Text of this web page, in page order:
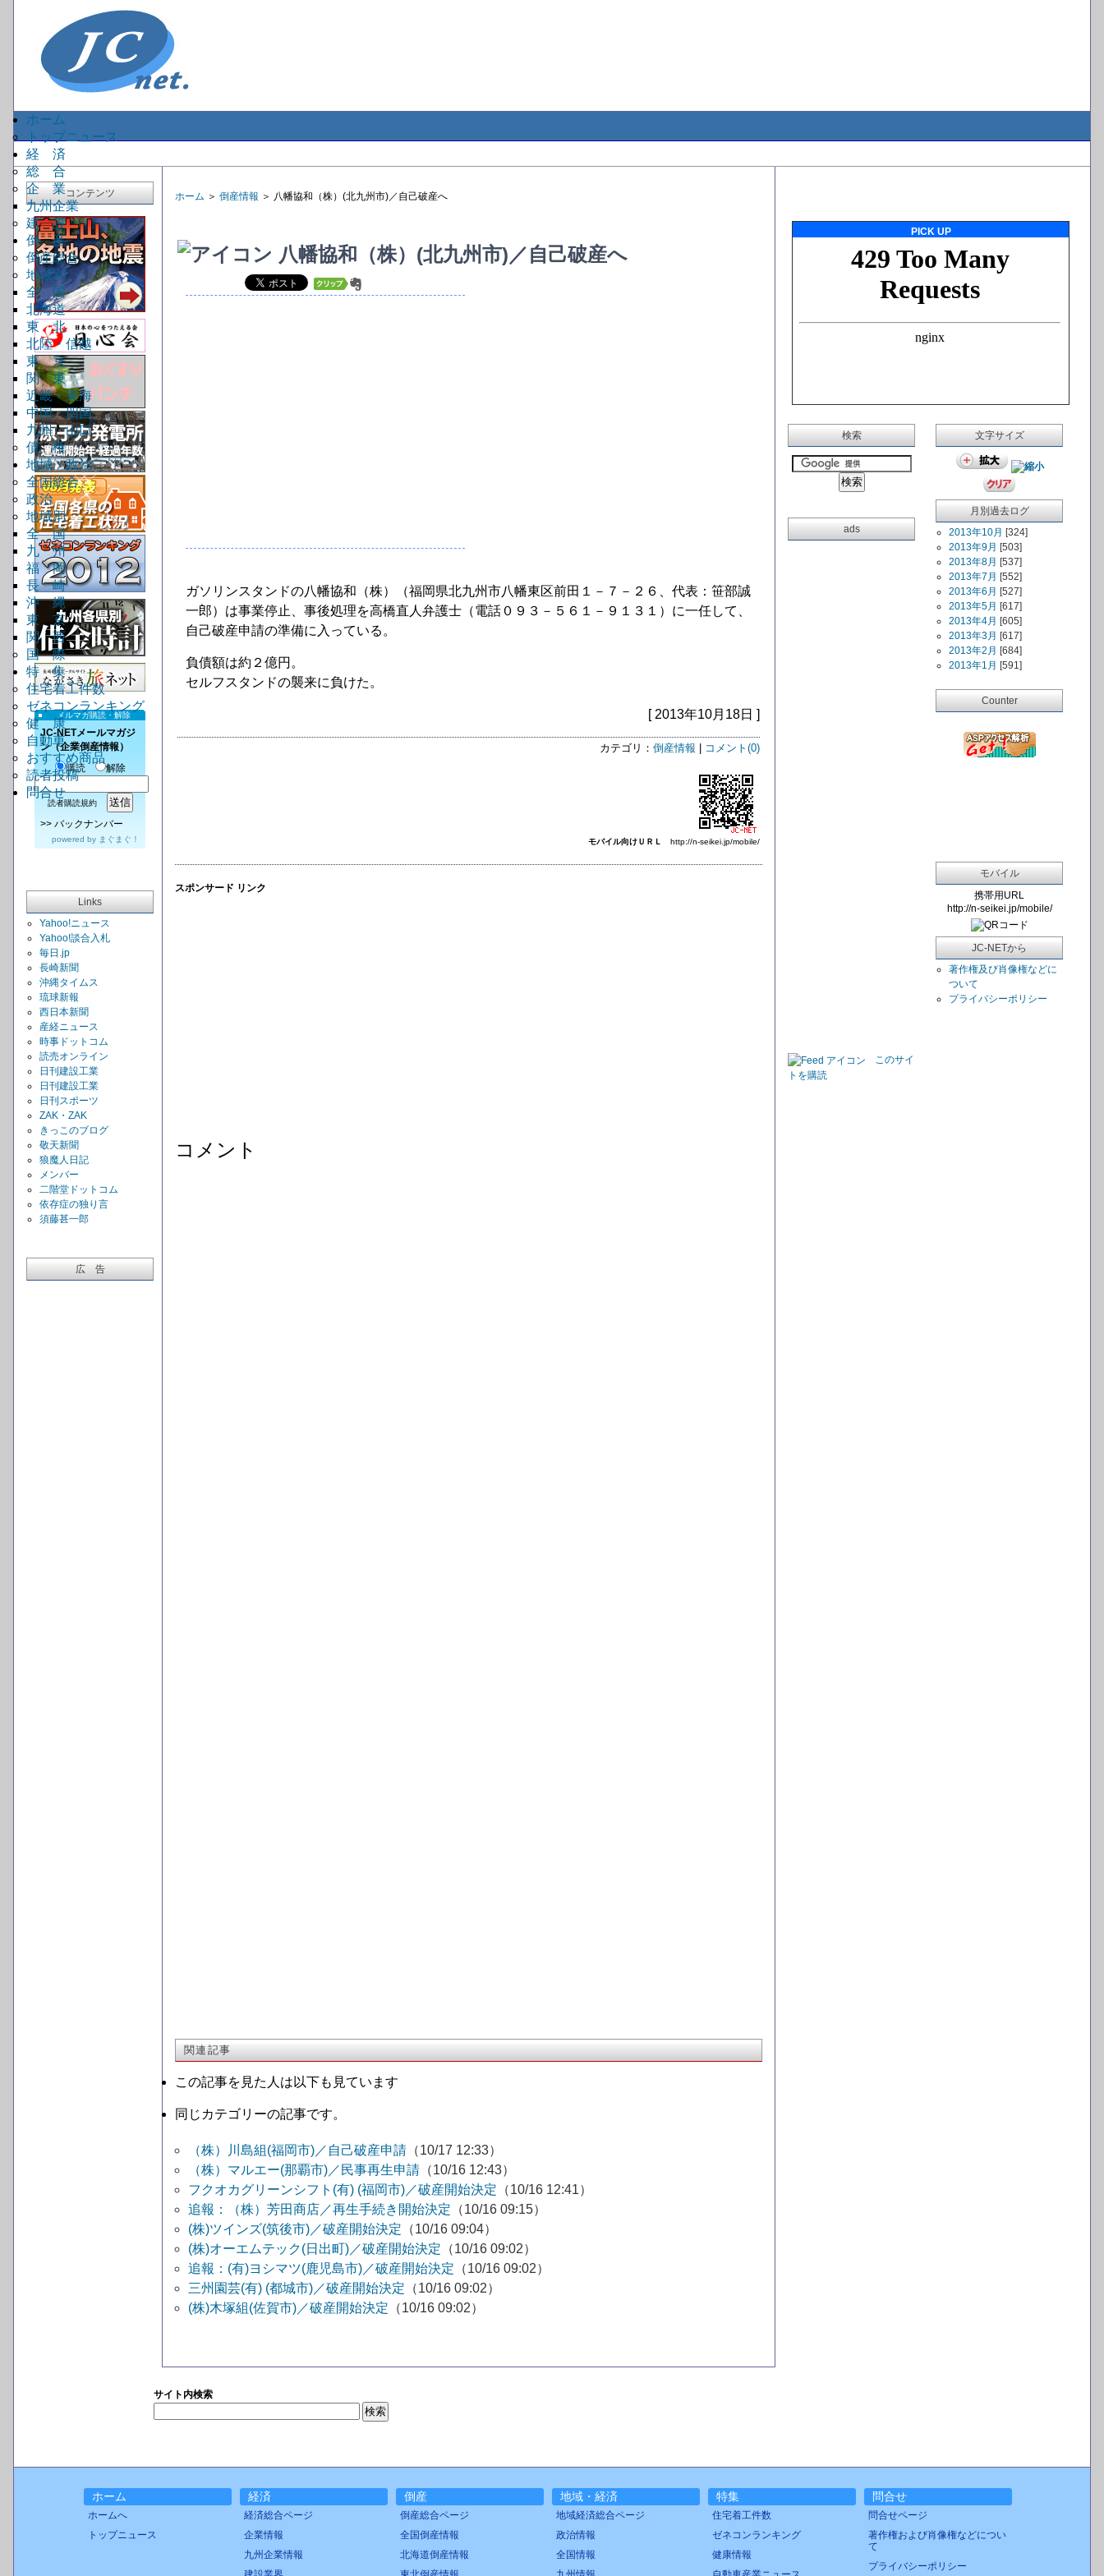
ホーム
トップニュース
経 済
総 合
企 業
九州企業
建 設
倒 産
倒産総合
地域別
全 国
北海道
東 北
北陸・信越
東 京
関 東
近畿・東海
中国・四国
九州・山口
債 権
地域・政治
全国総合
政治
地域別
全 国
九 州
福 岡
長 崎
沖 縄
東 京
関 西
国 際
特 集
住宅着工件数
ゼネコンランキング
健 康
自動車
おすすめ商品
読者投稿
問合せ
コンテンツ
メルマガ購読・解除
JC-NETメールマガジ
ン（企業倒産情報）
購読
解除
読者購読規約
>> バックナンバー
powered by まぐまぐ！
Links
Yahoo!ニュース
Yahoo!談合入札
毎日.jp
長崎新聞
沖縄タイムス
琉球新報
西日本新聞
産経ニュース
時事ドットコム
読売オンライン
日刊建設工業
日刊建設工業
日刊スポーツ
ZAK・ZAK
きっこのブログ
敬天新聞
狼魔人日記
メンバー
二階堂ドットコム
依存症の独り言
須藤甚一郎
広 告
ホーム ＞ 倒産情報 ＞ 八幡協和（株）(北九州市)／自己破産へ
八幡協和（株）(北九州市)／自己破産へ
ガソリンスタンドの八幡協和（株）（福岡県北九州市八幡東区前田１－７－２６、代表：笹部誠
一郎）は事業停止、事後処理を高橋直人弁護士（電話０９３－５６１－９１３１）に一任して、
自己破産申請の準備に入っている。
負債額は約２億円。
セルフスタンドの襲来に負けた。
[ 2013年10月18日 ]
カテゴリ： 倒産情報 コメント(0)
モバイル向けＵＲＬ http://n-seikei.jp/mobile/
スポンサード リンク
コメント
関連記事
この記事を見た人は以下も見ています
同じカテゴリーの記事です。
（株）川島組(福岡市)／自己破産申請 （10/17 12:33）
（株）マルエー(那覇市)／民事再生申請 （10/16 12:43）
フクオカグリーンシフト(有) (福岡市)／破産開始決定 （10/16 12:41）
追報：（株）芳田商店／再生手続き開始決定 （10/16 09:15）
(株)ツインズ(筑後市)／破産開始決定 （10/16 09:04）
(株)オーエムテック(日出町)／破産開始決定 （10/16 09:02）
追報：(有)ヨシマツ(鹿児島市)／破産開始決定 （10/16 09:02）
三州園芸(有) (都城市)／破産開始決定 （10/16 09:02）
(株)木塚組(佐賀市)／破産開始決定 （10/16 09:02）
PICK UP
検索
ads
このサイ
トを購読
文字サイズ
月別過去ログ
2013年10月 [324]
2013年9月 [503]
2013年8月 [537]
2013年7月 [552]
2013年6月 [527]
2013年5月 [617]
2013年4月 [605]
2013年3月 [617]
2013年2月 [684]
2013年1月 [591]
Counter
モバイル
携帯用URL
http://n-seikei.jp/mobile/
JC-NETから
著作権及び肖像権などに
ついて
プライバシーポリシー
サイト内検索
ホーム
ホームへ
トップニュース
経済
経済総合ページ
企業情報
九州企業情報
倒産
倒産総合ページ
全国倒産情報
北海道倒産情報
地域・経済
地域経済総合ページ
政治情報
全国情報
特集
住宅着工件数
ゼネコンランキング
健康情報
問合せ
問合せページ
著作権および肖像権などについ
て
プライバシーポリシー